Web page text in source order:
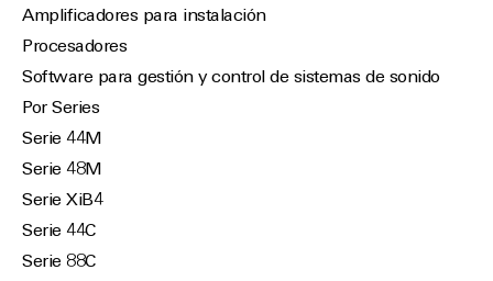
Amplificadores para instalación
Procesadores
Software para gestión y control de sistemas de sonido
Por Series
Serie 44M
Serie 48M
Serie XiB4
Serie 44C
Serie 88C